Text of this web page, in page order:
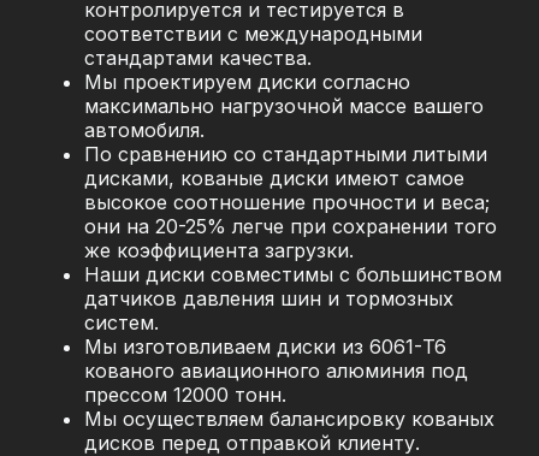
контролируется и тестируется в
соответствии с международными
стандартами качества.
Мы проектируем диски согласно
максимально нагрузочной массе вашего
автомобиля.
По сравнению со стандартными литыми
дисками, кованые диски имеют самое
высокое соотношение прочности и веса;
они на 20-25% легче при сохранении того
же коэффициента загрузки.
Наши диски совместимы с большинством
датчиков давления шин и тормозных
систем.
Мы изготовливаем диски из 6061-T6
кованого авиационного алюминия под
прессом 12000 тонн.
Мы осуществляем балансировку кованых
дисков перед отправкой клиенту.